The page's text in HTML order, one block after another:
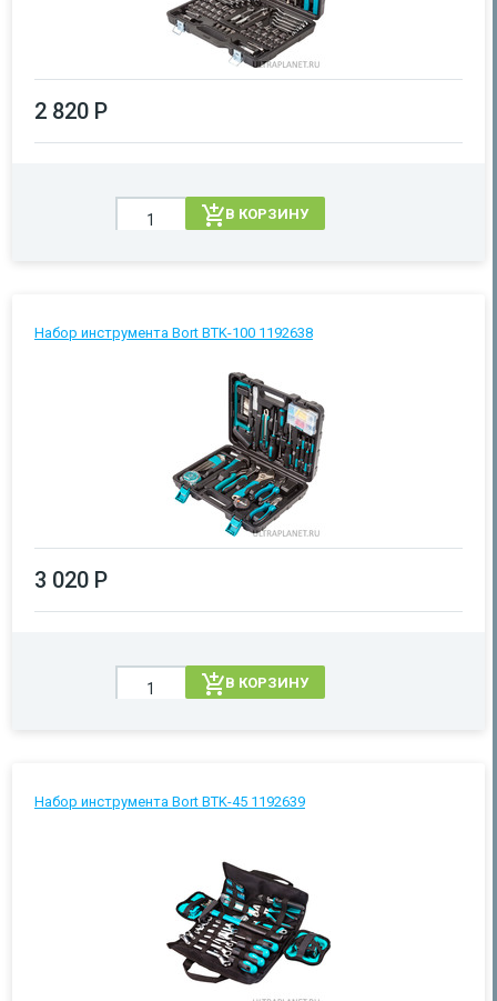
2 820 Р
В КОРЗИНУ
Набор инструмента Bort BTK-100 1192638
3 020 Р
В КОРЗИНУ
Набор инструмента Bort BTK-45 1192639